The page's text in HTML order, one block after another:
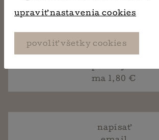
je potrebné knihu vrátiť (osobne, alebo
požičaj si
ma 1,80 €
napísať
upraviť nastavenia cookies
povoliť všetky cookies